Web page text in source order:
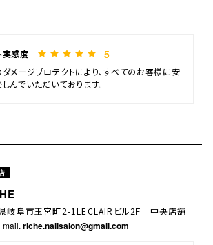
実感度 5
メージプロテクトにより、すべてのお客様に安
んでいただいております。
阜市玉宮町2-1LECLAIRビル2F 中央店舗
mail. riche.nailsalon@gmail.com